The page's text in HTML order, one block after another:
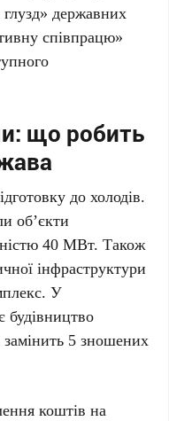
державних
співпрацю»
що робить
до холодів.
об’єкти
40 МВт. Також
інфраструктури
У
будівництво
5 зношених
коштів на